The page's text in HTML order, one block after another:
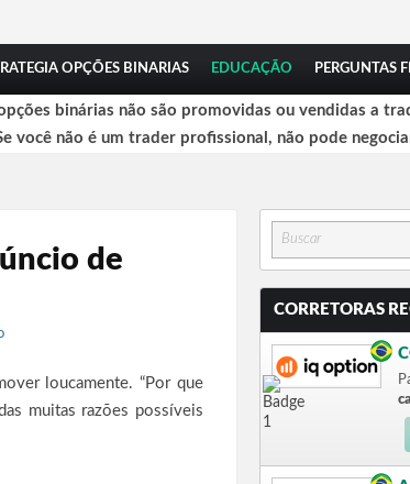
OPÇÕES BINARIAS EDUCAÇÃO PERGUNTAS
binárias não são promovidas ou vendidas a
você não é um trader profissional, não pode
de
loucamente. “Por que
muitas razões possíveis
CORRETORAS